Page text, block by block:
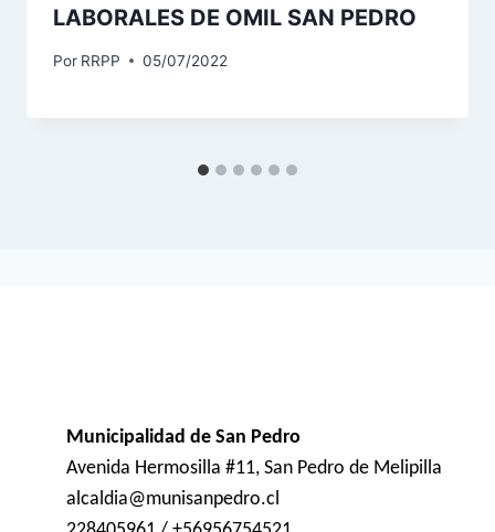
LABORALES DE OMIL SAN PEDRO
Por RRPP 05/07/2022
Municipalidad de San Pedro
Avenida Hermosilla #11, San Pedro de Melipilla
alcaldia@munisanpedro.cl